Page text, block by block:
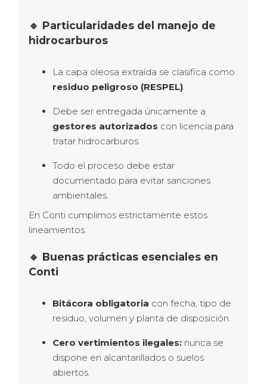
🔹 Particularidades del manejo de
hidrocarburos
La capa oleosa extraída se clasifica como
residuo peligroso (RESPEL).
Debe ser entregada únicamente a
gestores autorizados con licencia para
tratar hidrocarburos.
Todo el proceso debe estar
documentado para evitar sanciones
ambientales.
En Conti cumplimos estrictamente estos
lineamientos.
🔹 Buenas prácticas esenciales en
Conti
Bitácora obligatoria con fecha, tipo de
residuo, volumen y planta de disposición.
Cero vertimientos ilegales: nunca se
dispone en alcantarillados o suelos
abiertos.